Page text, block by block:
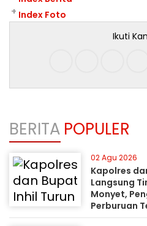
Index Foto
+
Ikuti
BERITA POPULER
02 Agu 2026
Kapolres
Langsung
Monyet,
Perburuan